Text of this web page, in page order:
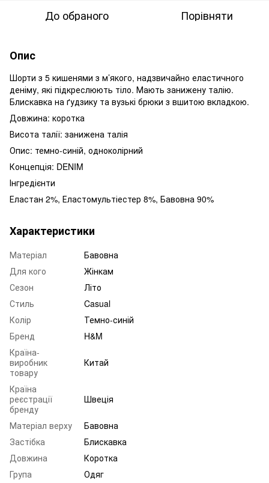
До обраного Порівняти
Опис
Шорти з 5 кишенями з м’якого, надзвичайно еластичного
деніму, які підкреслюють тіло. Мають занижену талію.
Блискавка на ґудзику та вузькі брюки з вшитою вкладкою.
Довжина: коротка
Висота талії: занижена талія
Опис: темно-синій, одноколірний
Концепція: DENIM
Інгредієнти
Еластан 2%, Еластомультіестер 8%, Бавовна 90%
Характеристики
Матеріал
Бавовна
Для кого
Жінкам
Сезон
Літо
Стиль
Casual
Колір
Темно-синій
Бренд
H&M
Країна-
виробник
товару
Китай
Країна
реєстрації
бренду
Швеція
Матеріал верху
Бавовна
Застібка
Блискавка
Довжина
Коротка
Група
Одяг